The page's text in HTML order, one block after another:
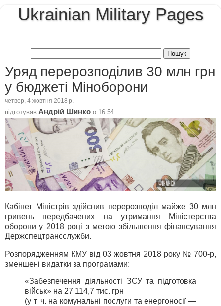
Ukrainian Military Pages
Уряд перерозподілив 30 млн грн
у бюджеті Міноборони
четвер, 4 жовтня 2018 р.
підготував Андрій Шинко о 16:54
Кабінет Міністрів здійснив перерозподіл майже 30 млн
гривень передбачених на утримання Міністерства
оборони у 2018 році з метою збільшення фінансування
Держспецтрансслужби.
Розпорядженням КМУ від 03 жовтня 2018 року № 700-р,
зменшені видатки за програмами:
«Забезпечення діяльності ЗСУ та підготовка
військ» на 27 114,7 тис. грн
(у т. ч. на комунальні послуги та енергоносії —